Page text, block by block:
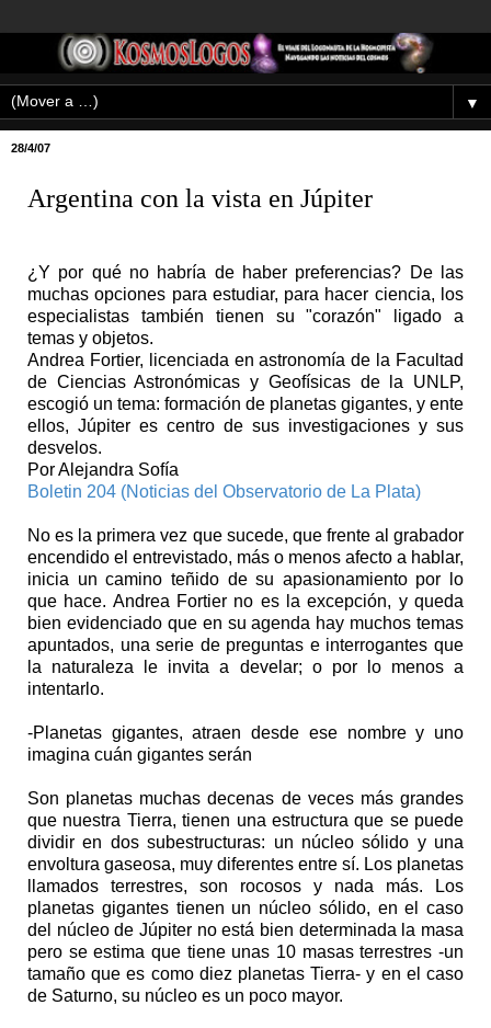
▼
28/4/07
Argentina con la vista en Júpiter
¿Y por qué no habría de haber preferencias? De las
muchas opciones para estudiar, para hacer ciencia, los
especialistas también tienen su "corazón" ligado a
temas y objetos.
Andrea Fortier, licenciada en astronomía de la Facultad
de Ciencias Astronómicas y Geofísicas de la UNLP,
escogió un tema: formación de planetas gigantes, y ente
ellos, Júpiter es centro de sus investigaciones y sus
desvelos.
Por Alejandra Sofía
Boletin 204 (Noticias del Observatorio de La Plata)
No es la primera vez que sucede, que frente al grabador
encendido el entrevistado, más o menos afecto a hablar,
inicia un camino teñido de su apasionamiento por lo
que hace. Andrea Fortier no es la excepción, y queda
bien evidenciado que en su agenda hay muchos temas
apuntados, una serie de preguntas e interrogantes que
la naturaleza le invita a develar; o por lo menos a
intentarlo.
-Planetas gigantes, atraen desde ese nombre y uno
imagina cuán gigantes serán
Son planetas muchas decenas de veces más grandes
que nuestra Tierra, tienen una estructura que se puede
dividir en dos subestructuras: un núcleo sólido y una
envoltura gaseosa, muy diferentes entre sí. Los planetas
llamados terrestres, son rocosos y nada más. Los
planetas gigantes tienen un núcleo sólido, en el caso
del núcleo de Júpiter no está bien determinada la masa
pero se estima que tiene unas 10 masas terrestres -un
tamaño que es como diez planetas Tierra- y en el caso
de Saturno, su núcleo es un poco mayor.